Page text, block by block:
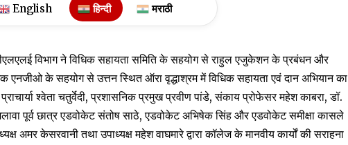
English हिन्दी मराठी
विभाग ने विधिक सहायता समिति के सहयोग से राहुल एजुकेशन के प्रबंधन और
एनजीओ के सहयोग से उत्तन स्थित ऑरा वृद्धाश्रम में विधिक सहायता एवं दान अभियान का
श्वेता चतुर्वेदी, प्रशासनिक प्रमुख प्रवीण पांडे, संकाय प्रोफेसर महेश काबरा, डॉ.
पूर्व छात्र एडवोकेट संतोष साठे, एडवोकेट अभिषेक सिंह और एडवोकेट समीक्षा कासले
अमर केसरवानी तथा उपाध्यक्ष महेश वाघमारे द्वारा कॉलेज के मानवीय कार्यों की सराहना